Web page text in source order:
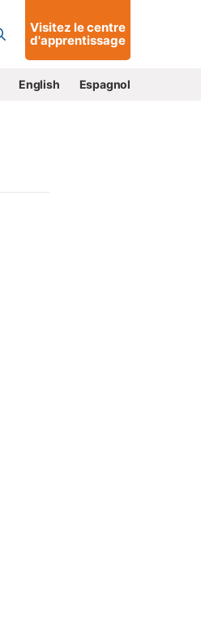
Allons-y !
Visitez le centre
d'apprentissage
English Espagnol